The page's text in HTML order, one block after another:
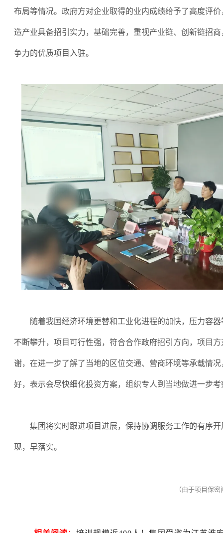
布局等情况。政府方对企业取得的业内成绩给予了高度评
造产业具备招引实力，基础完善，重视产业链、创新链招
争力的优质项目入驻。
随着我国经济环境更替和工业化进程的加快，压力容器
不断攀升，项目可行性强，符合合作政府招引方向，项目
谢，在进一步了解了当地的区位交通、营商环境等承载情
好，表示会尽快细化投资方案，组织专人到当地做进一步考
集团将实时跟进项目进展，保持协调服务工作的有序开
现，早落实。
（由于项目保